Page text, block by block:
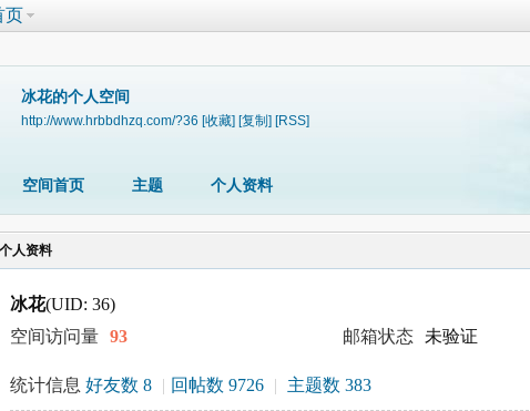
页
冰花的个人空间
http://www.hrbbdhzq.com/?36 [收藏] [复制] [RSS]
空间首页 主题 个人资料
个人资料
冰花(UID: 36)
空间访问量 93 邮箱状态 未验证
统计信息 好友数 8 | 回帖数 9726 | 主题数 383